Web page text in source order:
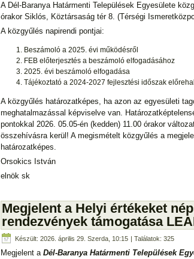
A Dél-Baranya Határmenti Települések Egyesülete
órakor Siklós, Köztársaság tér 8. (Térségi
A közgyűlés napirendi pontjai:
Beszámoló a 2025. évi működésről
FEB előterjesztés a beszámoló elfogadásához
2025. évi beszámoló elfogadása
Tájékoztató a 2024-2027 fejlesztési időszak
A közgyűlés határozatképes, ha azon az egyesületi
meghatalmazással képviselve van.
pontokkal 2026. 05.05-én (kedden) 11.00 órakor
összehívásra kerül! A megismételt közgyűlés a
határozatképes.
Orsokics István
elnök sk
Megjelent a Helyi értékeket
rendezvények támogatása
Készült: 2026. április 29. Szerda, 10:15 | Találatok: 325
Megjelent a Dél-Baranya Határmenti Települések